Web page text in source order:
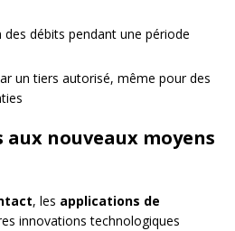
débits pendant une période
un tiers autorisé, même pour des
aux nouveaux moyens
, les applications de
innovations technologiques